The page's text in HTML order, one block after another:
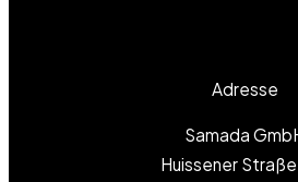
Adresse
Samada
Huissener